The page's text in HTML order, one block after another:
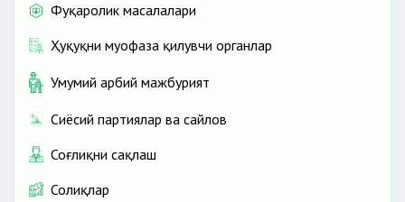
Фуқаролик масалалари
Ҳуқуқни муҳофаза қилувчи органлар
Умумий ҳарбий мажбурият
Сиёсий партиялар ва сайлов
Соғлиқни сақлаш
Солиқлар